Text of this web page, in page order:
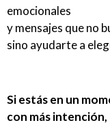
emocionales
y mensajes que no
sino ayudarte a
Si estás en un
con más intención,